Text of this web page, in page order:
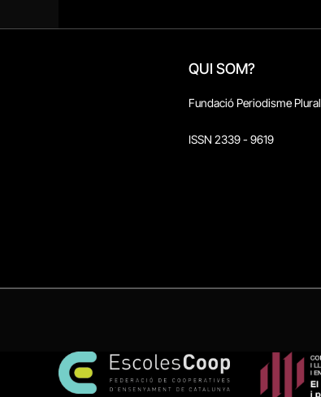
QUI SOM?
Fundació Periodisme Plural
ISSN 2339 - 9619